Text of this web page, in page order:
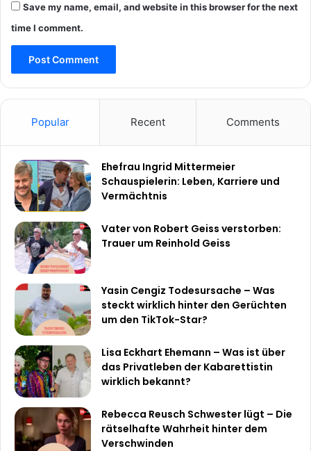
Save my name, email, and website in this browser for the next
time I comment.
Popular Recent Comments
Ehefrau Ingrid Mittermeier
Schauspielerin: Leben, Karriere und
Vermächtnis
Vater von Robert Geiss verstorben:
Trauer um Reinhold Geiss
Yasin Cengiz Todesursache – Was
steckt wirklich hinter den Gerüchten
um den TikTok-Star?
Lisa Eckhart Ehemann – Was ist über
das Privatleben der Kabarettistin
wirklich bekannt?
Rebecca Reusch Schwester lügt – Die
rätselhafte Wahrheit hinter dem
Verschwinden